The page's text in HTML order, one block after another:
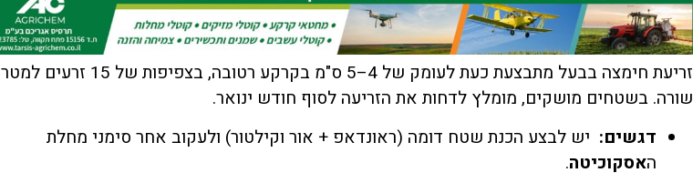
זריעת חימצה בבעל מתבצעת כעת לעומק של 4–5 ס"מ בקרקע רטובה, בצפיפות של 15 זרעים למטר
שורה. בשטחים מושקים, מומלץ לדחות את הזריעה לסוף חודש ינואר.
דגשים: יש לבצע הכנת שטח דומה (ראונדאפ + אור וקילטור) ולעקוב אחר סימני מחלת
האסקוכיטה.